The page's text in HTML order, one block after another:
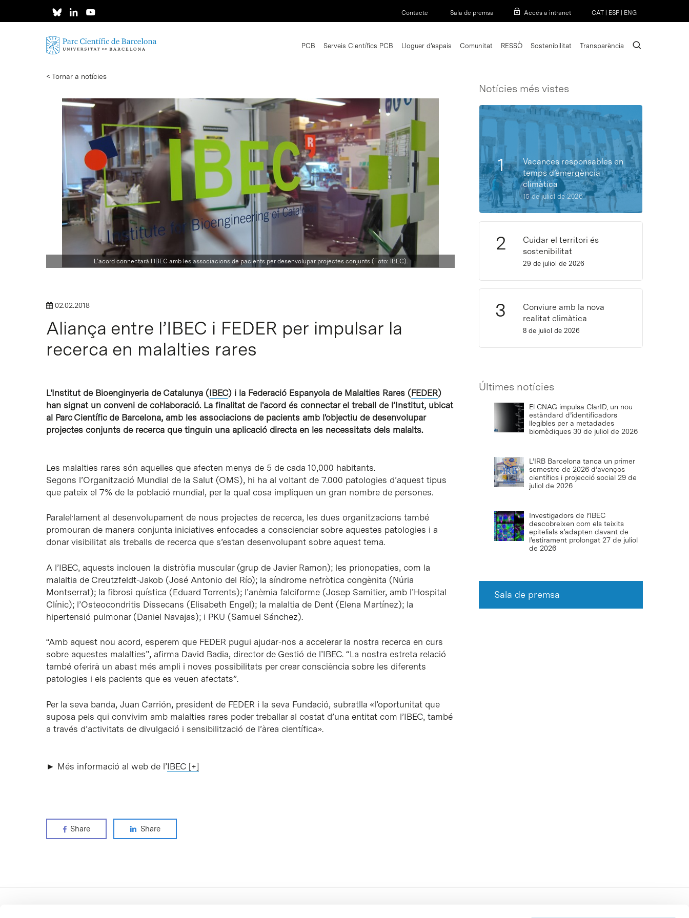
Contacte Sala de premsa Accés a intranet CAT ESP ENG
Intro per buscar o ESC per tancar
PCB Serveis Científics PCB Lloguer d’espais Comunitat RESSÒ Sostenibilitat Transparència search
< Tornar a notícies
L’acord connectarà l’IBEC amb les associacions de pacients per desenvolupar projectes conjunts (Foto: IBEC).
02.02.2018
Aliança entre l’IBEC i FEDER per impulsar la
recerca en malalties rares
L'Institut de Bioenginyeria de Catalunya (IBEC) i la Federació Espanyola de Malalties Rares (FEDER)
han signat un conveni de col·laboració. La finalitat de l'acord és connectar el treball de l’Institut, ubicat
al Parc Científic de Barcelona, amb les associacions de pacients amb l'objectiu de desenvolupar
projectes conjunts de recerca que tinguin una aplicació directa en les necessitats dels malalts.
Les malalties rares són aquelles que afecten menys de 5 de cada 10,000 habitants.
Segons l’Organització Mundial de la Salut (OMS), hi ha al voltant de 7.000 patologies d’aquest tipus
que pateix el 7% de la població mundial, per la qual cosa impliquen un gran nombre de persones.
Paralel·lament al desenvolupament de nous projectes de recerca, les dues organitzacions també
promouran de manera conjunta iniciatives enfocades a conscienciar sobre aquestes patologies i a
donar visibilitat als treballs de recerca que s’estan desenvolupant sobre aquest tema.
A l’IBEC, aquests inclouen la distròfia muscular (grup de Javier Ramon); les prionopaties, com la
malaltia de Creutzfeldt-Jakob (José Antonio del Río); la síndrome nefròtica congènita (Núria
Montserrat); la fibrosi quística (Eduard Torrents); l’anèmia falciforme (Josep Samitier, amb l’Hospital
Clínic); l’Osteocondritis Dissecans (Elisabeth Engel); la malaltia de Dent (Elena Martínez); la
hipertensió pulmonar (Daniel Navajas); i PKU (Samuel Sánchez).
“Amb aquest nou acord, esperem que FEDER pugui ajudar-nos a accelerar la nostra recerca en curs
sobre aquestes malalties”, afirma David Badia, director de Gestió de l’IBEC. “La nostra estreta relació
també oferirà un abast més ampli i noves possibilitats per crear consciència sobre les diferents
patologies i els pacients que es veuen afectats”.
Per la seva banda, Juan Carrión, president de FEDER i la seva Fundació, subratlla «l’oportunitat que
suposa pels qui convivim amb malalties rares poder treballar al costat d’una entitat com l’IBEC, també
a través d’activitats de divulgació i sensibilització de l’àrea científica».
► Més informació al web de l’IBEC [+]
Share Share
Notícies més vistes
Vacances responsables en
temps d’emergència
climàtica
15 de juliol de 2026
Cuidar el territori és
sostenibilitat
29 de juliol de 2026
Conviure amb la nova
realitat climàtica
8 de juliol de 2026
Últimes notícies
El CNAG impulsa ClarID, un nou
estàndard d’identificadors
llegibles per a metadades
biomèdiques 30 de juliol de 2026
L’IRB Barcelona tanca un primer
semestre de 2026 d’avenços
científics i projecció social 29 de
juliol de 2026
Investigadors de l’IBEC
descobreixen com els teixits
epitelials s’adapten davant de
l’estirament prolongat 27 de juliol
de 2026
Sala de premsa